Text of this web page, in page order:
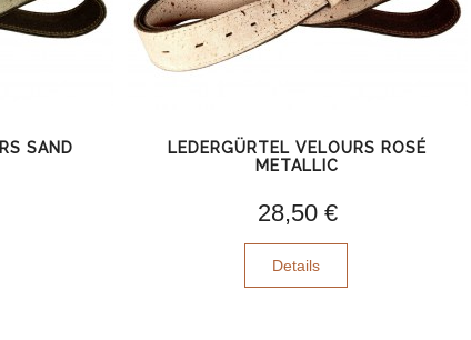
SAND
LEDERGÜRTEL VELOURS ROSÉ
METALLIC
28,50 €
Details